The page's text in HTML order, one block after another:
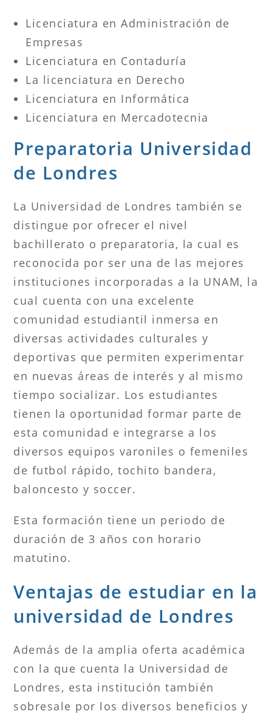
Licenciatura en Administración de
Empresas
Licenciatura en Contaduría
La licenciatura en Derecho
Licenciatura en Informática
Licenciatura en Mercadotecnia
Preparatoria Universidad
de Londres
La Universidad de Londres también se
distingue por ofrecer el nivel
bachillerato o preparatoria, la cual es
reconocida por ser una de las mejores
instituciones incorporadas a la UNAM, la
cual cuenta con una excelente
comunidad estudiantil inmersa en
diversas actividades culturales y
deportivas que permiten experimentar
en nuevas áreas de interés y al mismo
tiempo socializar. Los estudiantes
tienen la oportunidad formar parte de
esta comunidad e integrarse a los
diversos equipos varoniles o femeniles
de futbol rápido, tochito bandera,
baloncesto y soccer.
Esta formación tiene un periodo de
duración de 3 años con horario
matutino.
Ventajas de estudiar en la
universidad de Londres
Además de la amplia oferta académica
con la que cuenta la Universidad de
Londres, esta institución también
sobresale por los diversos beneficios y